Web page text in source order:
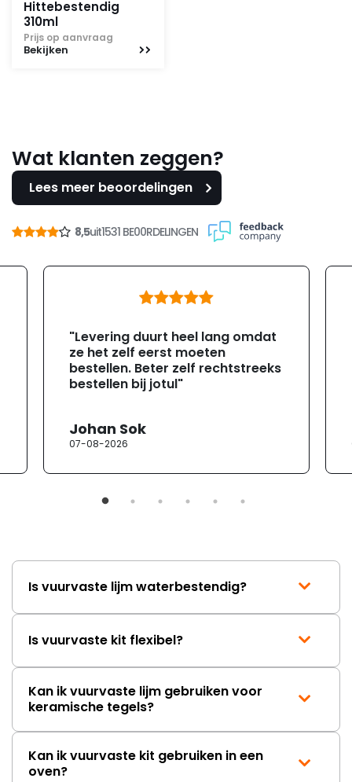
Hittebestendig
310ml
Prijs op aanvraag
Bekijken
Wat klanten zeggen?
Lees meer beoordelingen
8,5uit1531 BE00RDELINGEN
"Levering duurt heel lang omdat
ze het zelf eerst moeten
bestellen. Beter zelf rechtstreeks
bestellen bij jotul"
Johan Sok
07-08-2026
Is vuurvaste lijm waterbestendig?
Is vuurvaste kit flexibel?
Kan ik vuurvaste lijm gebruiken voor
keramische tegels?
Kan ik vuurvaste kit gebruiken in een
oven?